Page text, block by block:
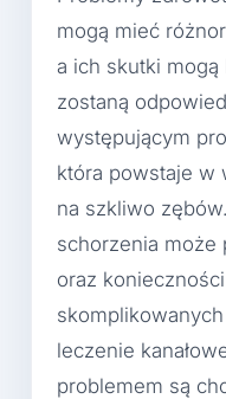
mogą mieć
a ich skutki
zostaną
występującym
która powstaje w
na szkliwo
schorzenia może
oraz
leczenie
problemem są